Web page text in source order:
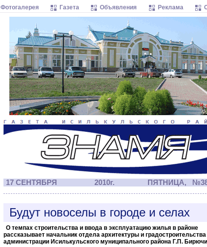
Фотогалерея Газета Объявления Реклама
17 СЕНТЯБРЯ 2010г. ПЯТНИЦА,
Будут новоселы в городе и селах
О темпах строительства и ввода в эксплуатацию жилья в районе
рассказывает начальник отдела архитектуры и градостроительства
администрации Исилькульского муниципального района Г.П.